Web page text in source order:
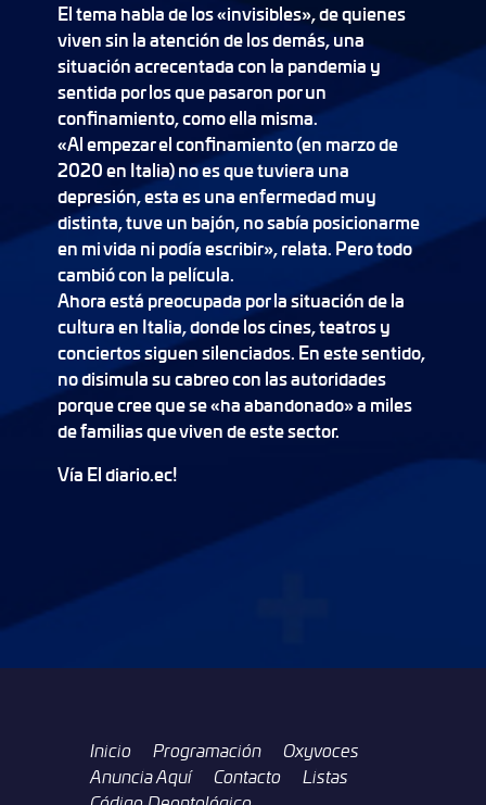
El tema habla de los «invisibles», de quienes
viven sin la atención de los demás, una
situación acrecentada con la pandemia y
sentida por los que pasaron por un
confinamiento, como ella misma.
«Al empezar el confinamiento (en marzo de
2020 en Italia) no es que tuviera una
depresión, esta es una enfermedad muy
distinta, tuve un bajón, no sabía posicionarme
en mi vida ni podía escribir», relata. Pero todo
cambió con la película.
Ahora está preocupada por la situación de la
cultura en Italia, donde los cines, teatros y
conciertos siguen silenciados. En este sentido,
no disimula su cabreo con las autoridades
porque cree que se «ha abandonado» a miles
de familias que viven de este sector.
Vía El diario.ec!
Inicio Programación
Oxyvoces
Anuncia Aquí
Contacto
Listas